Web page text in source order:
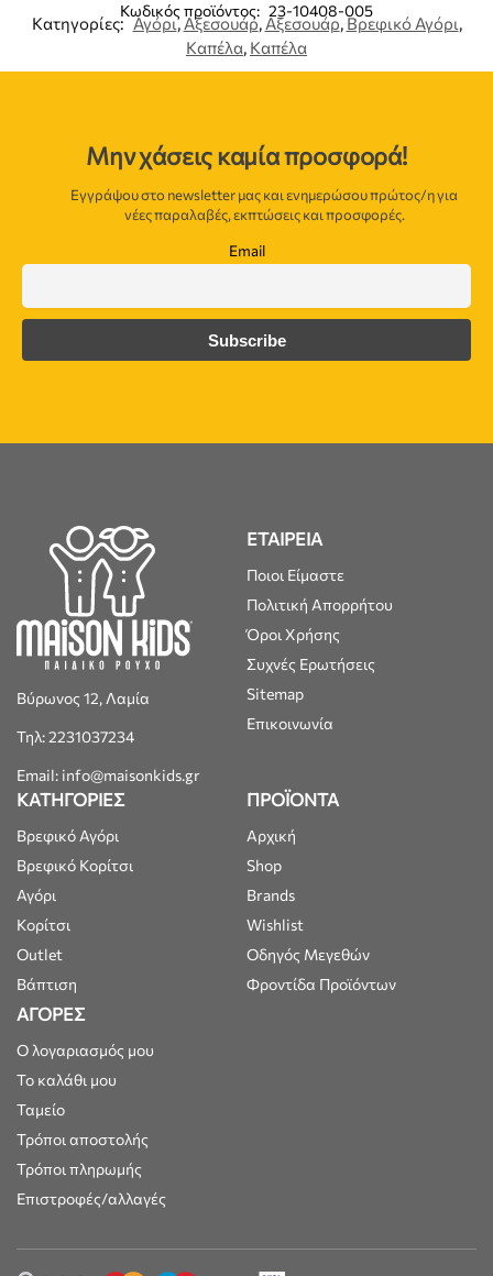
Κωδικός προϊόντος: 23-10408-005
Κατηγορίες: Αγόρι, Αξεσουάρ, Αξεσουάρ,Βρεφικό Αγόρι,
Καπέλα, Καπέλα
Μην χάσεις καμία προσφορά!
Εγγράψου στο newsletter μας και ενημερώσου πρώτος/η για
νέες παραλαβές, εκπτώσεις και προσφορές.
Email
Βύρωνος 12, Λαμία
Τηλ: 2231037234
Email: info@maisonkids.gr
ΕΤΑΙΡΕΙΑ
Ποιοι Είμαστε
Πολιτική Απορρήτου
Όροι Χρήσης
Συχνές Ερωτήσεις
Sitemap
Επικοινωνία
ΚΑΤΗΓΟΡΙΕΣ
Βρεφικό Αγόρι
Βρεφικό Κορίτσι
Αγόρι
Κορίτσι
Outlet
Βάπτιση
ΠΡΟΪΟΝΤΑ
Αρχική
Shop
Brands
Wishlist
Οδηγός Μεγεθών
Φροντίδα Προϊόντων
ΑΓΟΡΕΣ
Ο λογαριασμός μου
Το καλάθι μου
Ταμείο
Τρόποι αποστολής
Τρόποι πληρωμής
Επιστροφές/αλλαγές